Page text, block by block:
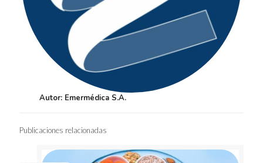
Autor: Emermédica S.A.
Publicaciones relacionadas